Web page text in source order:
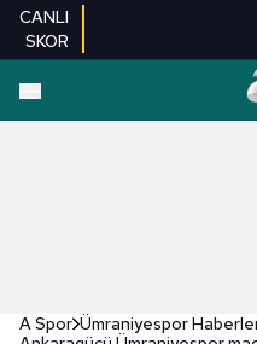
CANLI
SKOR
A Spor Ümraniyespor